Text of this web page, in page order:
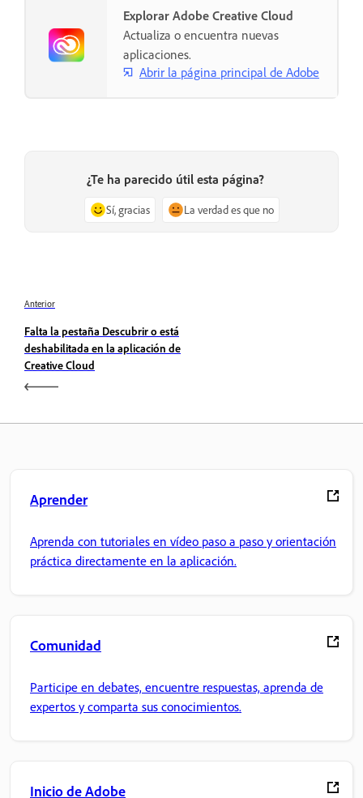
Explorar Adobe Creative Cloud
Actualiza o encuentra nuevas
aplicaciones.
Abrir la página principal de Adobe
¿Te ha parecido útil esta página?
Sí, gracias La verdad es que no
Anterior
Falta la pestaña Descubrir o está
deshabilitada en la aplicación de
Creative Cloud
Aprender
Aprenda con tutoriales en vídeo paso a paso y orientación
práctica directamente en la aplicación.
Comunidad
Participe en debates, encuentre respuestas, aprenda de
expertos y comparta sus conocimientos.
Inicio de Adobe